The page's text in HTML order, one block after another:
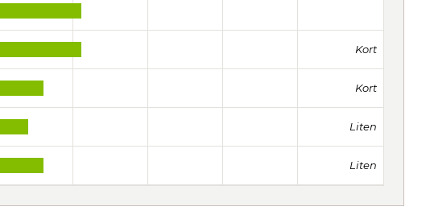
Kort
Kort
Liten
Liten